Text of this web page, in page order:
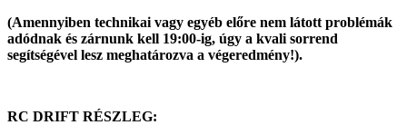
(Amennyiben technikai vagy egyéb előre nem látott problémák
adódnak és zárnunk kell 19:00-ig, úgy a kvali sorrend
segítségével lesz meghatározva a végeredmény!).
RC DRIFT RÉSZLEG: